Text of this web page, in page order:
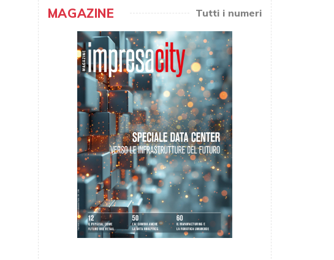
MAGAZINE Tutti i numeri